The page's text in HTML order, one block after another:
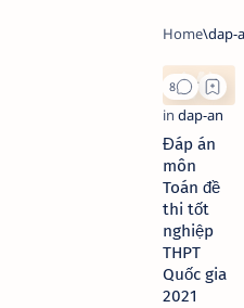
Đáp án
môn
Toán đề
thi tốt
nghiệp
THPT
Quốc gia
2021